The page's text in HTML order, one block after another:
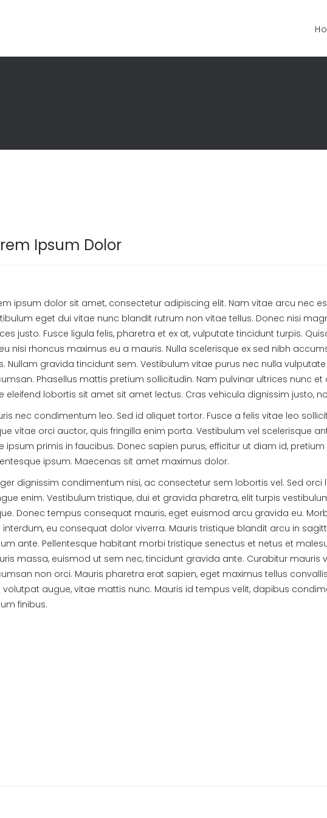
Ipsum Dolor
ipsum dolor sit amet, consectetur adipiscing elit. Nam vitae arcu nec
eget dui vitae nunc blandit rutrum non vitae tellus. Donec nisi
justo. Fusce ligula felis, pharetra et ex at, vulputate tincidunt turpis.
nisi rhoncus maximus eu a mauris. Nulla scelerisque ex sed nibh
Nullam gravida tincidunt sem. Vestibulum vitae purus nec nulla
Phasellus mattis pretium sollicitudin. Nam pulvinar ultrices nunc
eleifend lobortis sit amet sit amet lectus. Cras vehicula dignissim justo,
nec condimentum leo. Sed id aliquet tortor. Fusce a felis vitae leo
vitae orci auctor, quis fringilla enim porta. Vestibulum vel scelerisque
ipsum primis in faucibus. Donec sapien purus, efficitur ut diam id,
ipsum. Maecenas sit amet maximus dolor.
dignissim condimentum nisi, ac consectetur sem lobortis vel. Sed orci
enim. Vestibulum tristique, dui et gravida pharetra, elit turpis
Donec tempus consequat mauris, eget euismod arcu gravida eu.
interdum, eu consequat dolor viverra. Mauris tristique blandit arcu in
ante. Pellentesque habitant morbi tristique senectus et netus et
massa, euismod ut sem nec, tincidunt gravida ante. Curabitur mauris
non orci. Mauris pharetra erat sapien, eget maximus tellus
volutpat augue, vitae mattis nunc. Mauris id tempus velit, dapibus
finibus.